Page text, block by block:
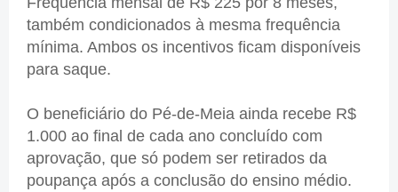
também condicionados à mesma frequência
mínima. Ambos os incentivos ficam disponíveis
para saque.
O beneficiário do Pé-de-Meia ainda recebe R$
1.000 ao final de cada ano concluído com
aprovação, que só podem ser retirados da
poupança após a conclusão do ensino médio.